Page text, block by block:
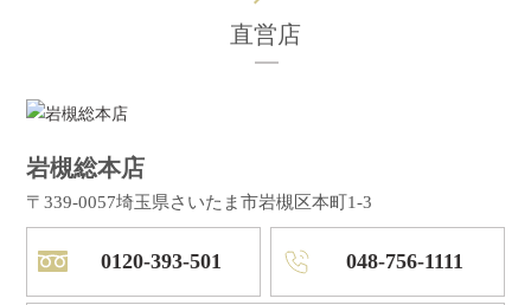
直営店
岩槻総本店
〒339-0057埼玉県さいたま市岩槻区本町1-3
0120-393-501 048-756-1111